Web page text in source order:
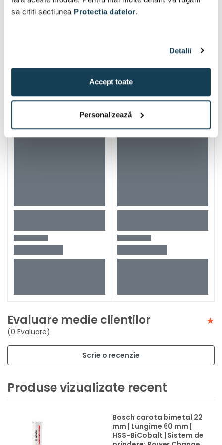
sa cititi sectiunea Protectia datelor.
Detalii
Accept toate
Personalizează
Iti mai recomandam si
Evaluare medie clientilor
(0 Evaluare)
Scrie o recenzie
Produse vizualizate recent
Bosch carota bimetal 22
mm | Lungime 60 mm |
HSS-BiCobalt | Sistem de